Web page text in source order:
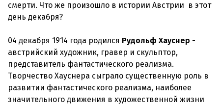
смерти. Что же произошло в истории Австрии в этот
день декабря?
04 декабря 1914 года родился Рудольф Хауснер -
австрийский художник, гравер и скульптор,
представитель фантастического реализма.
Творчество Хауснера сыграло существенную роль в
развитии фантастического реализма, наиболее
значительного движения в художественной жизни